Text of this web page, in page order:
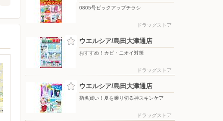
0805号ピックアップチラシ
ドラッグストア
ウエルシア/島田大津通店
おすすめ！カビ・ニオイ対策
ドラッグストア
ウエルシア/島田大津通店
指名買い！夏を乗り切る神スキンケア
ドラッグストア